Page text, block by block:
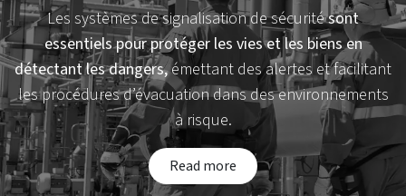
Les systèmes de signalisation de sécuritésont
essentiels pour protéger les vies et les biens en
détectant les dangers,émettant des alertes et facilitant
les procédures d’évacuation dans des environnements
à risque.
Read​​ more